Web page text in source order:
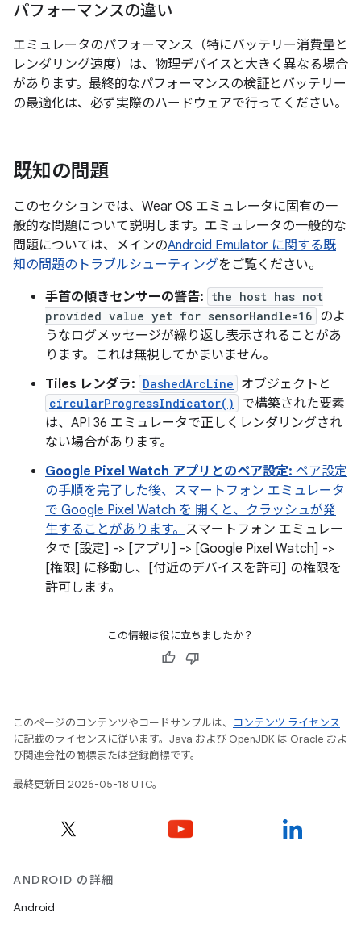
パフォーマンスの違い
エミュレータのパフォーマンス（特にバッテリー消費量と
レンダリング速度）は、物理デバイスと大きく異なる場合
があります。最終的なパフォーマンスの検証とバッテリー
の最適化は、必ず実際のハードウェアで行ってください。
既知の問題
このセクションでは、Wear OS エミュレータに固有の一
般的な問題について説明します。エミュレータの一般的な
問題については、メインのAndroid Emulator に関する既
知の問題のトラブルシューティングをご覧ください。
手首の傾きセンサーの警告: the host has not
provided value yet for sensorHandle=16 のよ
うなログメッセージが繰り返し表示されることがあ
ります。これは無視してかまいません。
Tiles レンダラ: DashedArcLine オブジェクトと
circularProgressIndicator()
で構築された要素
は、API 36 エミュレータで正しくレンダリングされ
ない場合があります。
Google Pixel Watch アプリとのペア設定: ペア設定
の手順を完了した後、スマートフォン エミュレータ
で Google Pixel Watch を 開くと、クラッシュが発
生することがあります。 スマートフォン エミュレー
タで [設定] -> [アプリ] -> [Google Pixel Watch] ->
[権限] に移動し、[付近のデバイスを許可] の権限を
許可します。
この情報は役に立ちましたか？
このページのコンテンツやコードサンプルは、
コンテンツ ライセンス
に記載のライセンスに従います。Java および OpenJDK は Oracle およ
び関連会社の商標または登録商標です。
最終更新日 2026-05-18 UTC。
ANDROID の詳細
Android